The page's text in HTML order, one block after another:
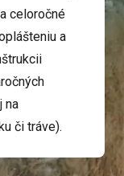
celoročné
a
na
či tráve).